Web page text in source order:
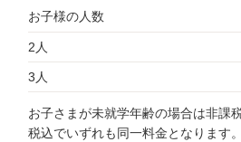
お子様の人数
2人
3人
お子さまが未就学年齢の場合は非課
税込でいずれも同一料金となります。